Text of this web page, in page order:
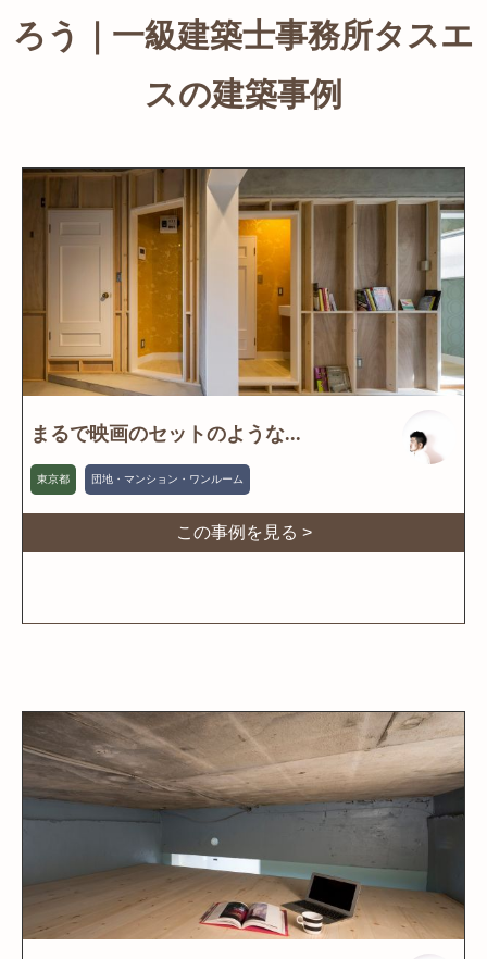
ろう｜一級建築士事務所タスエ
スの建築事例
まるで映画のセットのような...
東京都 団地・マンション・ワンルーム
この事例を見る >